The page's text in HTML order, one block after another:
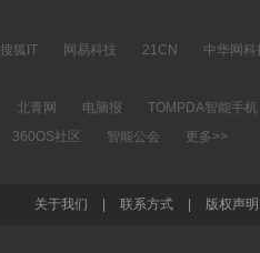
搜狐IT 网易科技 21CN
中华网科
北青网 电脑报
TOMPDA智能手机
360OS社区 智能公会 更多>>
关于我们 联系方式 版权声明